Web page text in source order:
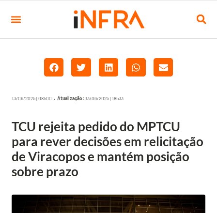
13/06/2025 | 08h00 • Atualização: 13/06/2025 | 18h33
TCU rejeita pedido do MPTCU
para rever decisões em relicitação
de Viracopos e mantém posição
sobre prazo